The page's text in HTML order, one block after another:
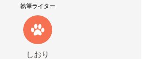
執筆ライター
しおり